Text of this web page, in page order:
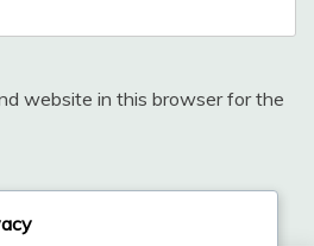
website in this browser for the